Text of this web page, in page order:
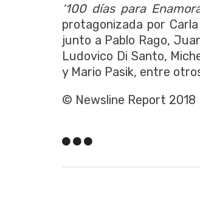
‘100 días para
protagonizada por
junto a Pablo Rago,
Ludovico Di Santo,
y Mario Pasik, entre
© Newsline Report 2018